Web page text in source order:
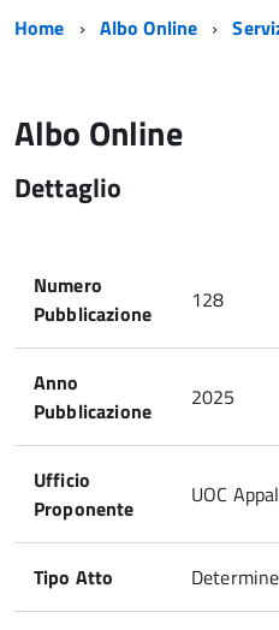
Home Albo Online
Albo Online
Dettaglio
Numero
Pubblicazione
128
Anno
Pubblicazione
2025
Ufficio
Proponente
UOC
Tipo Atto